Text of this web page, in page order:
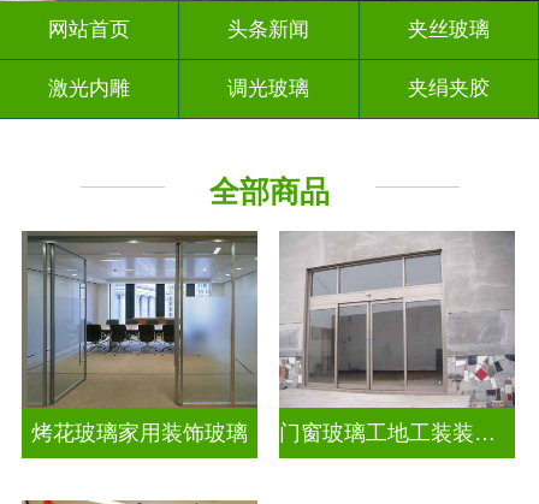
网站首页 头条新闻 夹丝玻璃
激光内雕 调光玻璃 夹绢夹胶
全部商品
烤花玻璃家用装饰玻璃 门窗玻璃工地工装装饰玻璃